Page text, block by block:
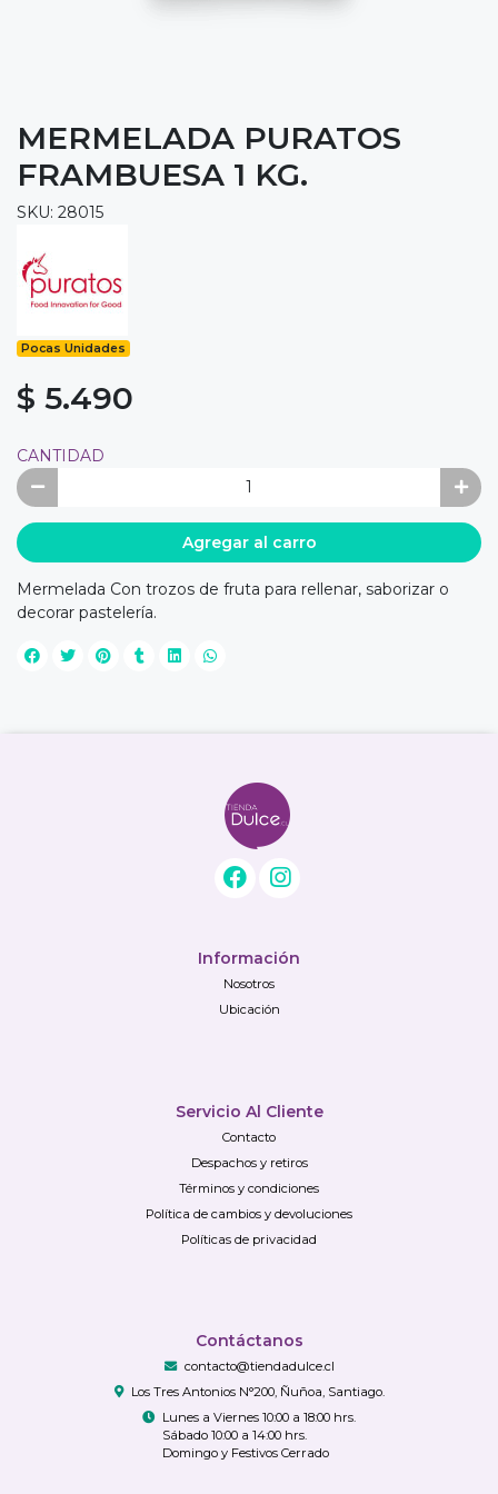
MERMELADA PURATOS
FRAMBUESA 1 KG.
SKU: 28015
Pocas Unidades
$ 5.490
CANTIDAD
Agregar al carro
Mermelada Con trozos de fruta para rellenar, saborizar o
decorar pastelería.
Información
Nosotros
Ubicación
Servicio Al Cliente
Contacto
Despachos y retiros
Términos y condiciones
Política de cambios y devoluciones
Políticas de privacidad
Contáctanos
contacto@tiendadulce.cl
Los Tres Antonios N°200, Ñuñoa, Santiago.
Lunes a Viernes 10:00 a 18:00 hrs.
Sábado 10:00 a 14:00 hrs.
Domingo y Festivos Cerrado